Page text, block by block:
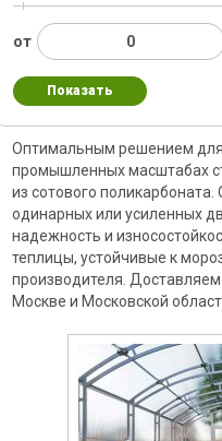
от
Показать
Оптимальным решением
промышленных масштабах
из сотового
одинарных или усиленных
надежность и
теплицы, устойчивые к
производителя.
Москве и Московской